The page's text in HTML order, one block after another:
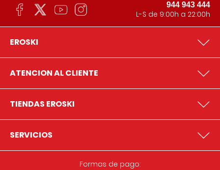
944 943 444
L-S de 9:00h a 22:00h
EROSKI
ATENCION AL CLIENTE
TIENDAS EROSKI
SERVICIOS
Formas de pago: